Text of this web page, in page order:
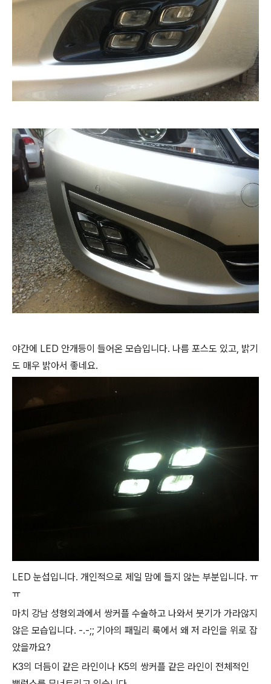
야간에 LED 안개등이 들어온 모습입니다. 나름 포스도 있고, 밝기
도 매우 밝아서 좋네요.
LED 눈섭입니다. 개인적으로 제일 맘에 들지 않는 부분입니다. ㅠ
ㅠ
마치 강남 성형외과에서 쌍커플 수술하고 나와서 붓기가 가라않지
않은 모습입니다. -.-;; 기아의 패밀리 룩에서 왜 저 라인을 위로 잡
았을까요?
K3의 더듬이 같은 라인이나 K5의 쌍커플 같은 라인이 전체적인